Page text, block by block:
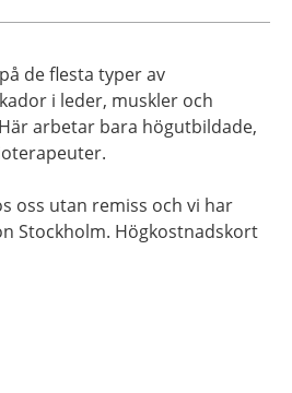
de flesta typer av
i leder, muskler och
arbetar bara högutbildade,
oss utan remiss och vi har
Stockholm. Högkostnadskort